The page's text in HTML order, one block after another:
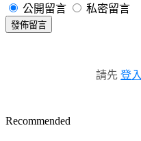
公開留言 私密留言
發佈留言
請先 登入
Recommended